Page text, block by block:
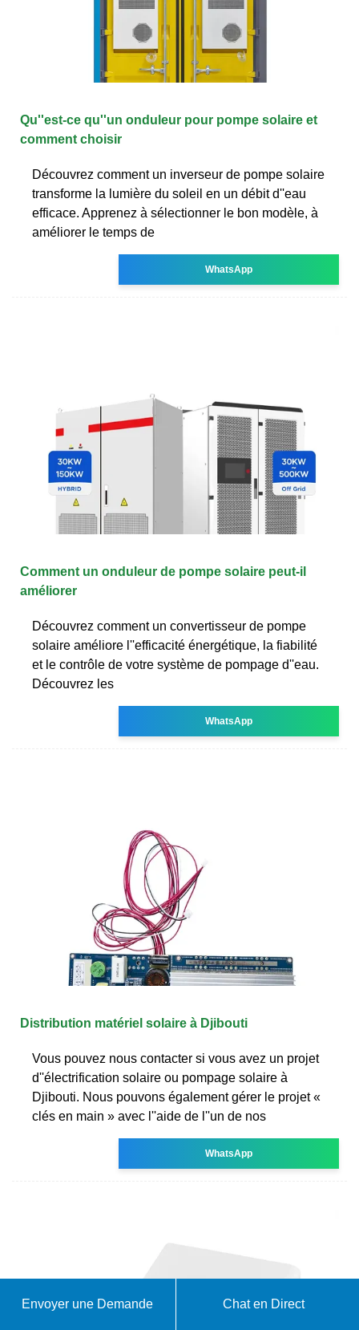
Qu''est-ce qu''un onduleur pour pompe solaire et
comment choisir
Découvrez comment un inverseur de pompe solaire
transforme la lumière du soleil en un débit d''eau
efficace. Apprenez à sélectionner le bon modèle, à
améliorer le temps de
WhatsApp
Comment un onduleur de pompe solaire peut-il
améliorer
Découvrez comment un convertisseur de pompe
solaire améliore l''efficacité énergétique, la fiabilité
et le contrôle de votre système de pompage d''eau.
Découvrez les
WhatsApp
Distribution matériel solaire à Djibouti
Vous pouvez nous contacter si vous avez un projet
d''électrification solaire ou pompage solaire à
Djibouti. Nous pouvons également gérer le projet «
clés en main » avec l''aide de l''un de nos
WhatsApp
Envoyer une Demande Chat en Direct